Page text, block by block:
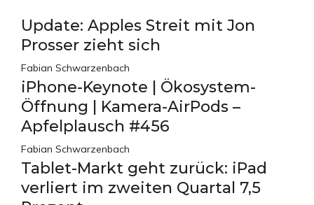
Update: Apples Streit mit Jon
Prosser zieht sich
Fabian Schwarzenbach
iPhone-Keynote | Ökosystem-
Öffnung | Kamera-AirPods –
Apfelplausch #456
Fabian Schwarzenbach
Tablet-Markt geht zurück: iPad
verliert im zweiten Quartal 7,5